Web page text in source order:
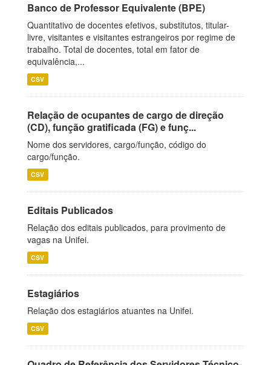
Banco de Professor Equivalente (BPE)
Quantitativo de docentes efetivos, substitutos, titular-
livre, visitantes e visitantes estrangeiros por regime de
trabalho. Total de docentes, total em fator de
equivalência,...
CSV
Relação de ocupantes de cargo de direção
(CD), função gratificada (FG) e funç...
Nome dos servidores, cargo/função, código do
cargo/função.
CSV
Editais Publicados
Relação dos editais publicados, para provimento de
vagas na Unifei.
CSV
Estagiários
Relação dos estagiários atuantes na Unifei.
CSV